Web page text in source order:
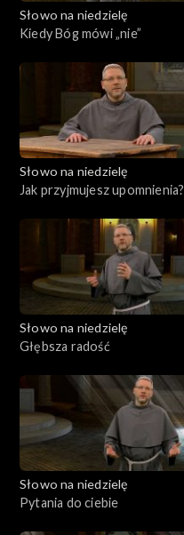
Słowo na niedzielę
Kiedy Bóg mówi „nie”
Słowo na niedzielę
Jak przyjmujesz upomnienia?
Słowo na niedzielę
Głębsza radość
Słowo na niedzielę
Pytania do ciebie